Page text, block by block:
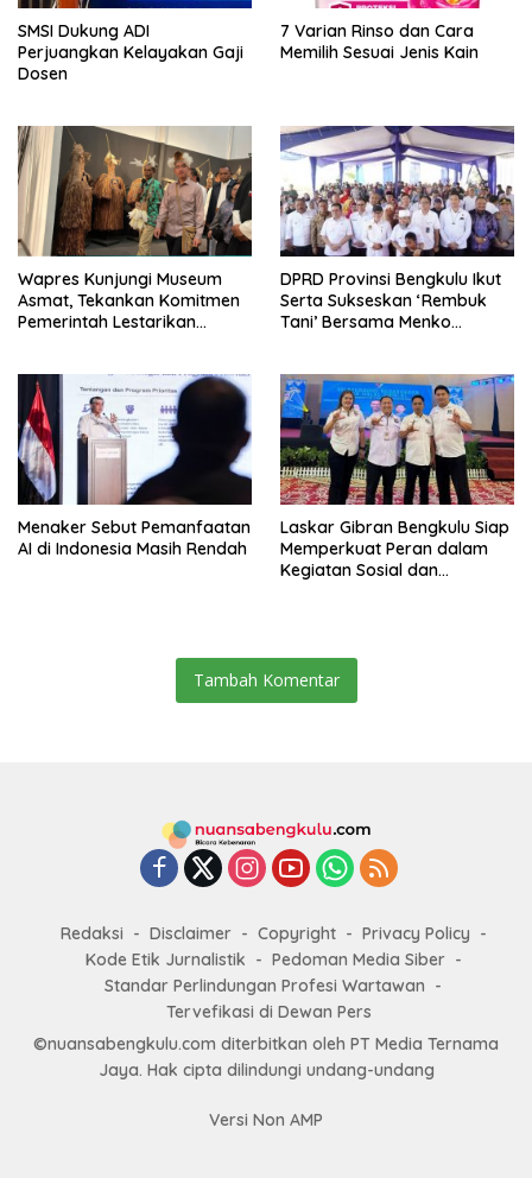
SMSI Dukung ADI
Perjuangkan Kelayakan Gaji
Dosen
7 Varian Rinso dan Cara
Memilih Sesuai Jenis Kain
Wapres Kunjungi Museum
Asmat, Tekankan Komitmen
Pemerintah Lestarikan
DPRD Provinsi Bengkulu Ikut
Serta Sukseskan ‘Rembuk
Tani’ Bersama Menko
Menaker Sebut Pemanfaatan
AI di Indonesia Masih Rendah
Laskar Gibran Bengkulu Siap
Memperkuat Peran dalam
Kegiatan Sosial dan
Tambah Komentar
Redaksi Disclaimer Copyright
Privacy Policy
Kode Etik Jurnalistik
Pedoman Media Siber
Standar Perlindungan Profesi Wartawan
Tervefikasi di Dewan Pers
©nuansabengkulu.com diterbitkan oleh PT Media Ternama
Jaya. Hak cipta dilindungi undang-undang
Versi Non AMP